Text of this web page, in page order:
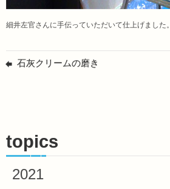
細井左官さんに手伝っていただいて仕上げました。
石灰クリームの磨き
topics
2021